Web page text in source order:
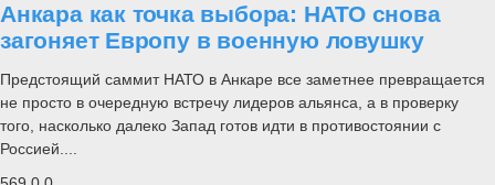
Анкара как точка выбора: НАТО снова
загоняет Европу в военную ловушку
Предстоящий саммит НАТО в Анкаре все заметнее превращается
не просто в очередную встречу лидеров альянса, а в проверку
того, насколько далеко Запад готов идти в противостоянии с
Россией....